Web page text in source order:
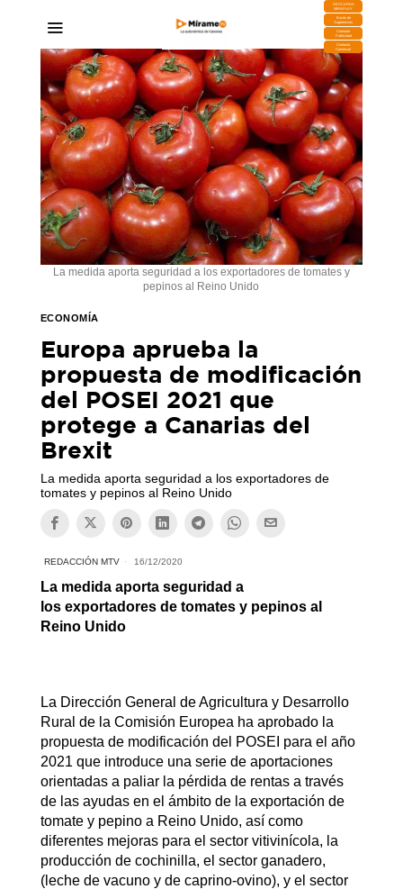
DESCARGA
MIRAPLAY
Buzón de
Sugerencias
Contratar
Publicidad
Contacto
Comercial
La medida aporta seguridad a los exportadores de tomates y
pepinos al Reino Unido
ECONOMÍA
Europa aprueba la
propuesta de modificación
del POSEI 2021 que
protege a Canarias del
Brexit
La medida aporta seguridad a los exportadores de
tomates y pepinos al Reino Unido
REDACCIÓN MTV 16/12/2020
La medida aporta seguridad a
los exportadores de tomates y pepinos al
Reino Unido
La Dirección General de Agricultura y Desarrollo
Rural de la Comisión Europea ha aprobado la
propuesta de modificación del POSEI para el año
2021 que introduce una serie de aportaciones
orientadas a paliar la pérdida de rentas a través
de las ayudas en el ámbito de la exportación de
tomate y pepino a Reino Unido, así como
diferentes mejoras para el sector vitivinícola, la
producción de cochinilla, el sector ganadero,
(leche de vacuno y de caprino-ovino), y el sector